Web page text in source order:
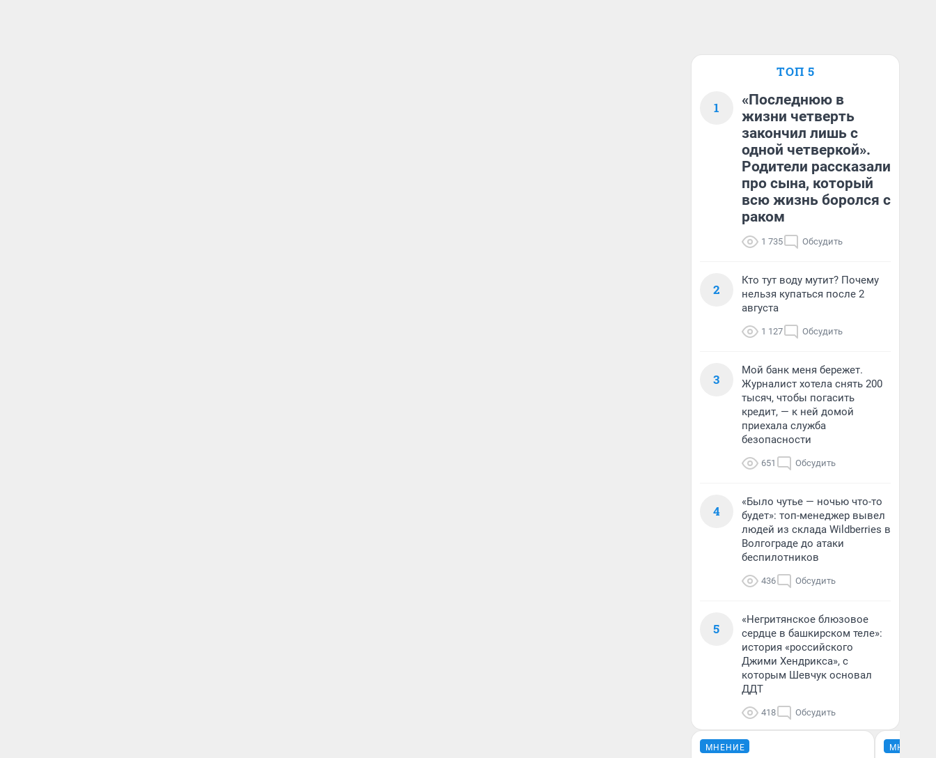
ТОП 5
1
«Последнюю в
жизни четверть
закончил лишь с
одной четверкой».
Родители рассказали
про сына, который
всю жизнь боролся с
раком
1 735 Обсудить
2
Кто тут воду мутит? Почему
нельзя купаться после 2
августа
1 127 Обсудить
3
Мой банк меня бережет.
Журналист хотела снять 200
тысяч, чтобы погасить
кредит, — к ней домой
приехала служба
безопасности
651 Обсудить
4
«Было чутье — ночью что-то
будет»: топ-менеджер вывел
людей из склада Wildberries в
Волгограде до атаки
беспилотников
436 Обсудить
5
«Негритянское блюзовое
сердце в башкирском теле»:
история «российского
Джими Хендрикса», с
которым Шевчук основал
ДДТ
418 Обсудить
МНЕНИЕ МНЕНИЕ